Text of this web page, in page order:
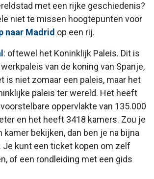
met een rijke geschiedenis?
niet te missen hoogtepunten voor
naar Madrid op een rij.
: oftewel het Koninklijk Paleis. Dit is
van de koning van Spanje,
is niet zomaar een paleis, maar het
paleis ter wereld. Het heeft
oppervlakte van 135.000
en het heeft 3418 kamers. Zou je
kamer bekijken, dan ben je na bijna
Je kunt een ticket kopen om zelf
of een rondleiding met een gids